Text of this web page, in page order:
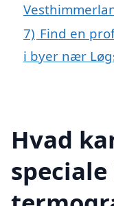
7) Find en
i byer nær
Hvad
speciale